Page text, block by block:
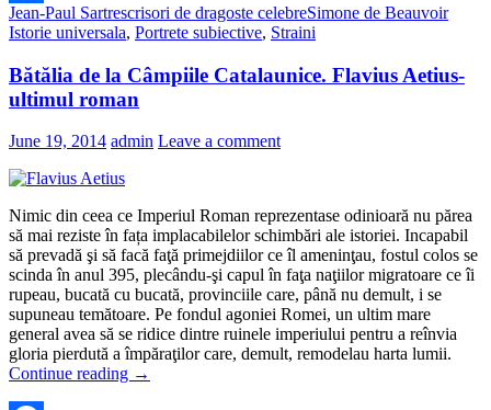
Share
Jean-Paul Sartrescrisori de dragoste celebreSimone de Beauvoir
Istorie universala, Portrete subiective, Straini
Bătălia de la Câmpiile Catalaunice. Flavius Aetius-
ultimul roman
June 19, 2014 admin Leave a comment
Nimic din ceea ce Imperiul Roman reprezentase odinioară nu părea
să mai reziste în fața implacabilelor schimbări ale istoriei. Incapabil
să prevadă şi să facă faţă primejdiilor ce îl ameninţau, fostul colos se
scinda în anul 395, plecându-şi capul în faţa naţiilor migratoare ce îi
rupeau, bucată cu bucată, provinciile care, până nu demult, i se
supuneau temătoare. Pe fondul agoniei Romei, un ultim mare
general avea să se ridice dintre ruinele imperiului pentru a reînvia
gloria pierdută a împăraţilor care, demult, remodelau harta lumii.
Continue reading →